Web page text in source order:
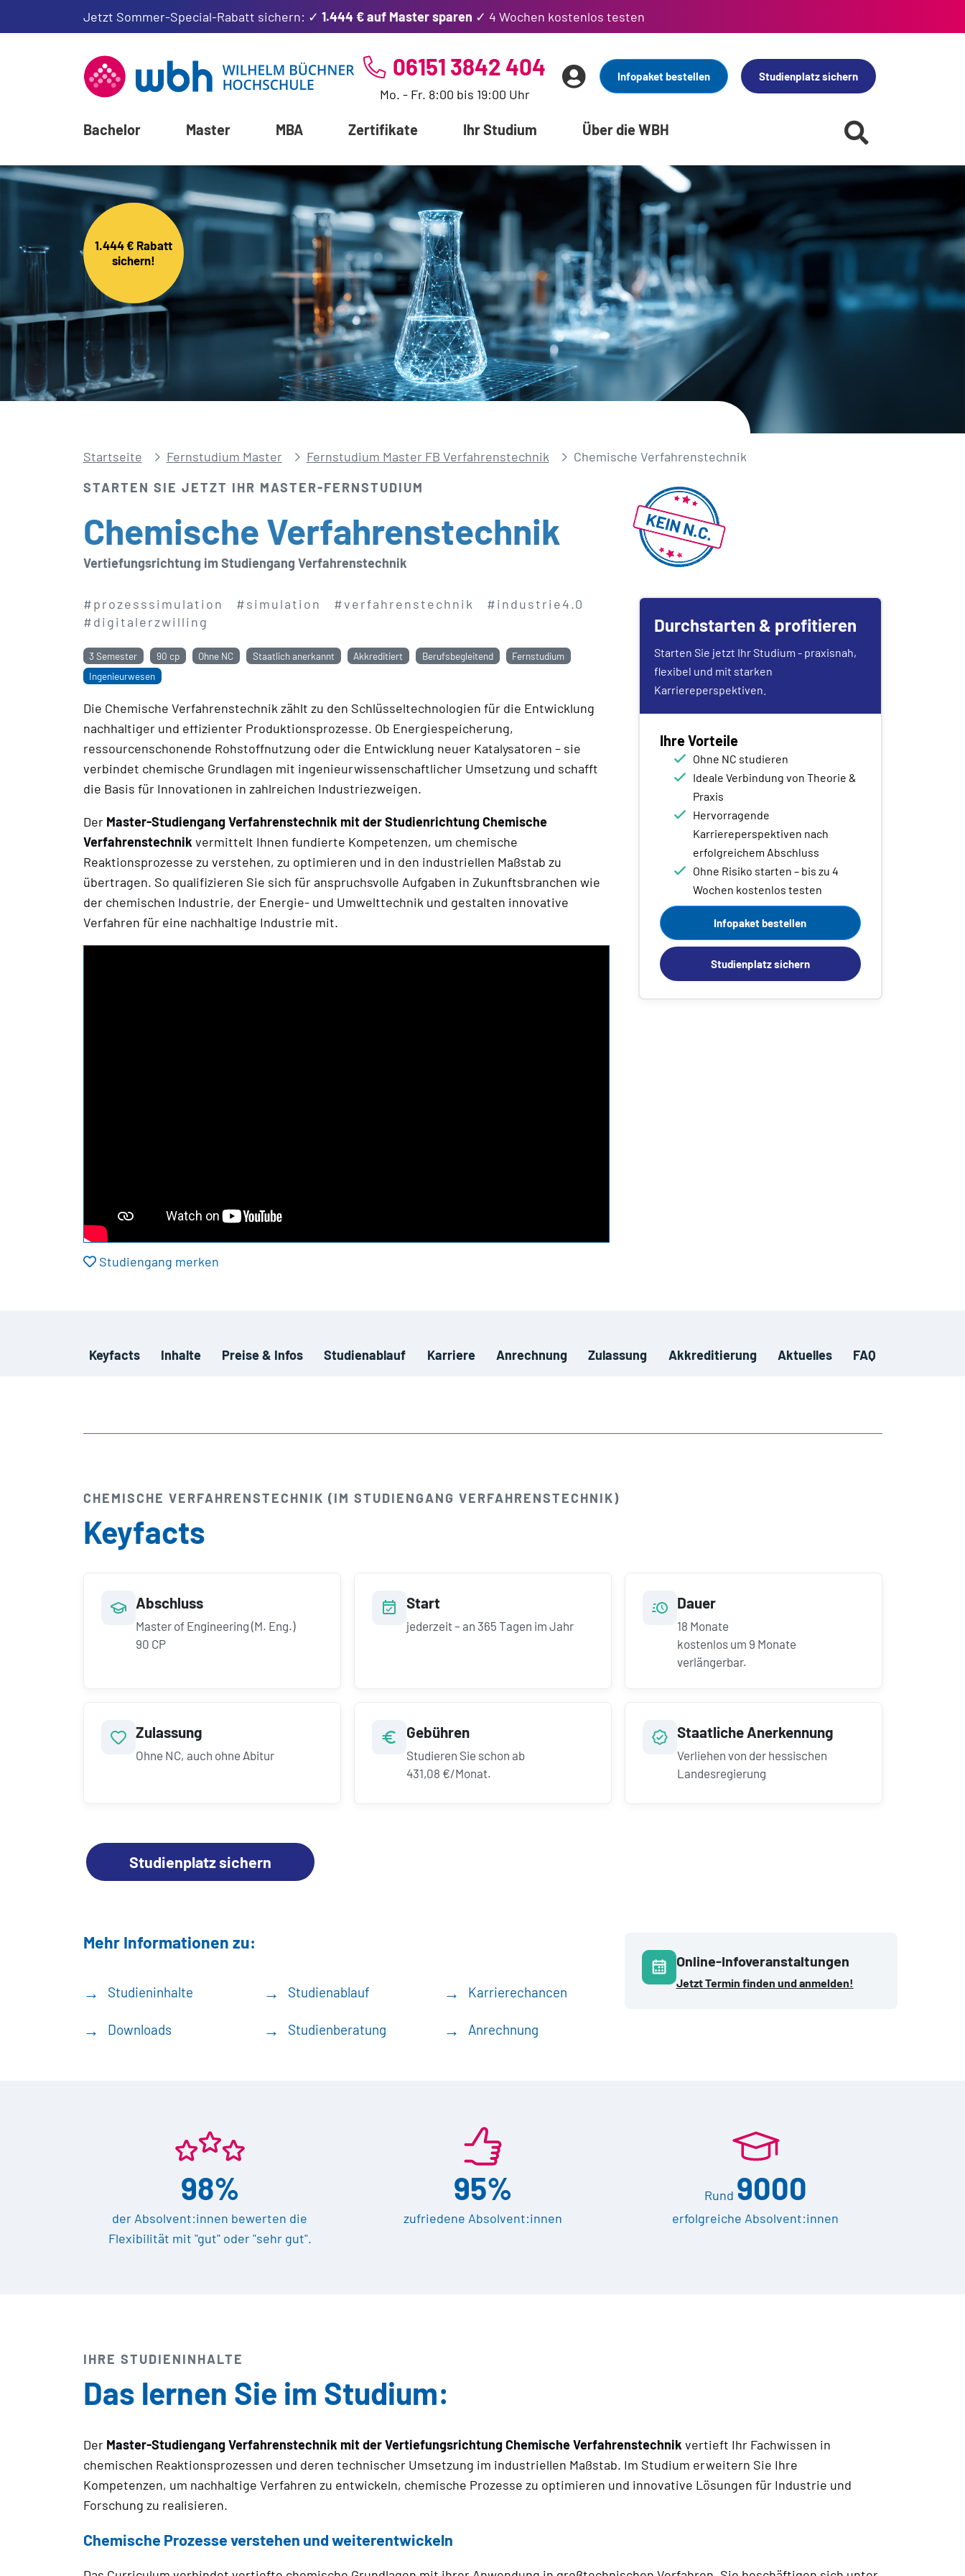
Jetzt Sommer-Special-Rabatt sichern: ✓ 1.444 € auf Master sparen ✓ 4 Wochen kostenlos testen
06151 3842 404
Mo. - Fr. 8:00 bis 19:00 Uhr
Infopaket bestellen Studienplatz sichern
Bachelor Master MBA Zertifikate Ihr Studium Über die WBH
1.444 € Rabatt
sichern!
Startseite Fernstudium Master Fernstudium Master FB Verfahrenstechnik
Chemische Verfahrens­technik
STARTEN SIE JETZT IHR MASTER-FERNSTUDIUM
Chemische Verfahrens­technik
Vertiefungsrichtung im Studiengang Verfahrenstechnik
#prozesssimulation #simulation #verfahrenstechnik
#industrie4.0
#digitalerzwilling
3 Semester 90 cp Ohne NC Staatlich anerkannt Akkreditiert Berufsbegleitend
Fernstudium
Ingenieurwesen
Die Chemische Verfahrenstechnik zählt zu den Schlüsseltechnologien für die Entwicklung
nachhaltiger und effizienter Produktionsprozesse. Ob Energiespeicherung,
ressourcenschonende Rohstoffnutzung oder die Entwicklung neuer Katalysatoren – sie
verbindet chemische Grundlagen mit ingenieurwissenschaftlicher Umsetzung und schafft
die Basis für Innovationen in zahlreichen Industriezweigen.
Der Master-Studiengang Verfahrenstechnik mit der Studienrichtung Chemische
Verfahrenstechnik vermittelt Ihnen fundierte Kompetenzen, um chemische
Reaktionsprozesse zu verstehen, zu optimieren und in den industriellen Maßstab zu
übertragen. So qualifizieren Sie sich für anspruchsvolle Aufgaben in Zukunftsbranchen wie
der chemischen Industrie, der Energie- und Umwelttechnik und gestalten innovative
Verfahren für eine nachhaltige Industrie mit.
Studiengang merken
Durchstarten & profitieren
Starten Sie jetzt Ihr Studium - praxisnah,
flexibel und mit starken
Karriereperspektiven.
Ihre Vorteile
Ohne NC studieren
Ideale Verbindung von Theorie &
Praxis
Hervorragende
Karriereperspektiven nach
erfolgreichem Abschluss
Ohne Risiko starten – bis zu 4
Wochen kostenlos testen
Infopaket bestellen
Studienplatz sichern
Keyfacts Inhalte Preise & Infos Studienablauf Karriere Anrechnung Zulassung Akkreditierung Aktuelles FAQ
CHEMISCHE VERFAHRENS­TECHNIK (IM STUDIENGANG VERFAHRENSTECHNIK)
Keyfacts
Abschluss
Master of Engineering (M. Eng.)
90 CP
Start
jederzeit – an 365 Tagen im Jahr
Dauer
18 Monate
kostenlos um 9 Monate
verlängerbar.
Zulassung
Ohne NC, auch ohne Abitur
Gebühren
Studieren Sie schon ab
431,08 €/Monat.
Staatliche Anerkennung
Verliehen von der hessischen
Landesregierung
Studienplatz sichern
Mehr Informationen zu:
Studieninhalte Studienablauf Karrierechancen
Downloads Studienberatung Anrechnung
Online-Infoveranstaltungen
Jetzt Termin finden und anmelden!
98%
der Absolvent:innen bewerten die
Flexibilität mit "gut" oder "sehr gut".
95%
zufriedene Absolvent:innen
Rund 9000
erfolgreiche Absolvent:innen
IHRE STUDIENINHALTE
Das lernen Sie im Studium:
Der Master-Studiengang Verfahrenstechnik mit der Vertiefungsrichtung Chemische Verfahrenstechnik vertieft Ihr Fachwissen in
chemischen Reaktionsprozessen und deren technischer Umsetzung im industriellen Maßstab. Im Studium erweitern Sie Ihre
Kompetenzen, um nachhaltige Verfahren zu entwickeln, chemische Prozesse zu optimieren und innovative Lösungen für Industrie und
Forschung zu realisieren.
Chemische Prozesse verstehen und weiterentwickeln